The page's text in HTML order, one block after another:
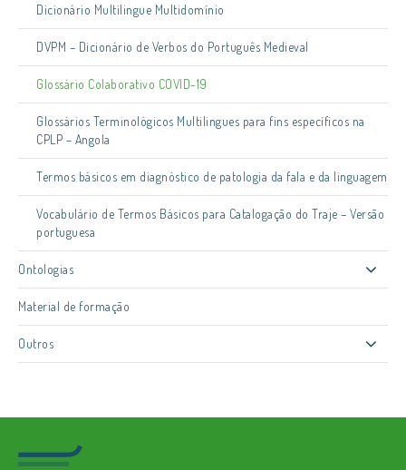
Dicionário Multilingue Multidomínio
DVPM – Dicionário de Verbos do Português Medieval
Glossário Colaborativo COVID-19
Glossários Terminológicos Multilingues para fins específicos na
CPLP – Angola
Termos básicos em diagnóstico de patologia da fala e da linguagem
Vocabulário de Termos Básicos para Catalogação do Traje – Versão
portuguesa
Ontologias
Material de formação
Outros